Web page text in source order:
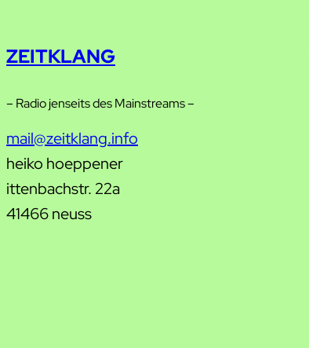
ZEITKLANG
– Radio jenseits des Mainstreams –
mail@zeitklang.info
heiko hoeppener
ittenbachstr. 22a
41466 neuss